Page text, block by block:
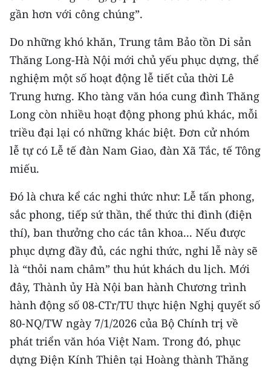
gần hơn với công chúng”.
Do những khó khăn, Trung tâm Bảo tồn Di sản
Thăng Long-Hà Nội mới chủ yếu phục dựng, thể
nghiệm một số hoạt động lễ tiết của thời Lê
Trung hưng. Kho tàng văn hóa cung đình Thăng
Long còn nhiều hoạt động phong phú khác, mỗi
triều đại lại có những khác biệt. Đơn cử nhóm
lễ tự có Lễ tế đàn Nam Giao, đàn Xã Tắc, tế Tông
miếu.
Đó là chưa kể các nghi thức như: Lễ tấn phong,
sắc phong, tiếp sứ thần, thể thức thi đình (điện
thí), ban thưởng cho các tân khoa... Nếu được
phục dựng đầy đủ, các nghi thức, nghi lễ này sẽ
là “thỏi nam châm” thu hút khách du lịch. Mới
đây, Thành ủy Hà Nội ban hành Chương trình
hành động số 08-CTr/TU thực hiện Nghị quyết số
80-NQ/TW ngày 7/1/2026 của Bộ Chính trị về
phát triển văn hóa Việt Nam. Trong đó, phục
dựng Điện Kính Thiên tại Hoàng thành Thăng